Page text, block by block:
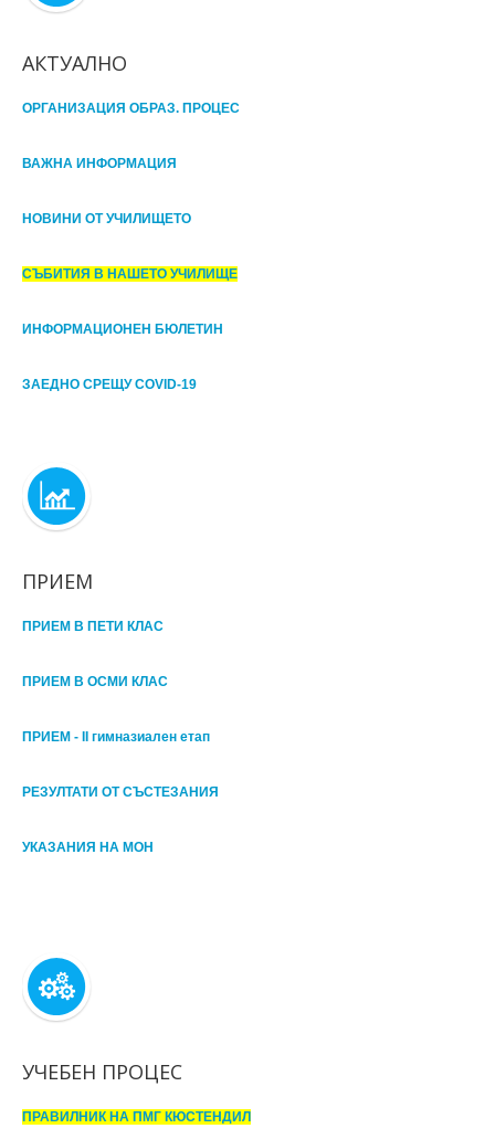
АКТУАЛНО
ОРГАНИЗАЦИЯ ОБРАЗ. ПРОЦЕС
ВАЖНА ИНФОРМАЦИЯ
НОВИНИ ОТ УЧИЛИЩЕТО
СЪБИТИЯ В НАШЕТО УЧИЛИЩЕ
ИНФОРМАЦИОНЕН БЮЛЕТИН
ЗАЕДНО СРЕЩУ COVID-19
ПРИЕМ
ПРИЕМ В ПЕТИ КЛАС
ПРИЕМ В ОСМИ КЛАС
ПРИЕМ - II гимназиален етап
РЕЗУЛТАТИ ОТ СЪСТЕЗАНИЯ
УКАЗАНИЯ НА МОН
УЧЕБЕН ПРОЦЕС
ПРАВИЛНИК НА ПМГ КЮСТЕНДИЛ